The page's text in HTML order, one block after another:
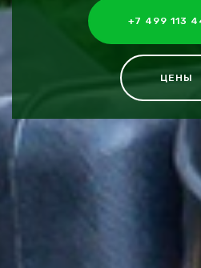
+7 499 113
ЦЕНЫ